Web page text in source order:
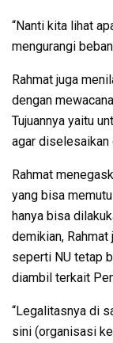
“Nanti kita lihat
mengurangi
Rahmat juga
dengan
Tujuannya yaitu
agar diselesaikan
Rahmat
yang bisa
hanya bisa
demikian,
seperti NU tetap
diambil terkait
“Legalitasnya di
sini (organisasi